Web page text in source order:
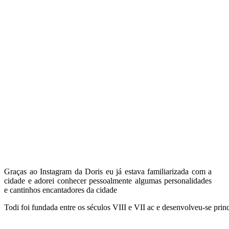
Graças ao Instagram da Doris eu já estava familiarizada com a
cidade e adorei conhecer pessoalmente algumas personalidades
e cantinhos encantadores da cidade
Todi foi fundada entre os séculos VIII e VII ac e desenvolveu-se